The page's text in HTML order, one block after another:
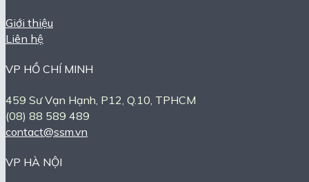
Giới thiệu
Liên hệ
VP HỒ CHÍ MINH
459 Sư Vạn Hạnh, P12, Q.10, TPHCM
(08) 88 589 489
contact@ssm.vn
VP HÀ NỘI